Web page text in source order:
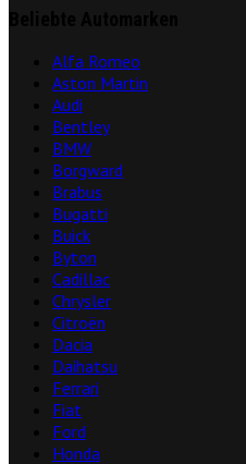
Alfa Romeo
Aston Martin
Audi
Bentley
BMW
Borgward
Brabus
Bugatti
Buick
Byton
Cadillac
Chrysler
Citroën
Dacia
Daihatsu
Ferrari
Fiat
Ford
Honda